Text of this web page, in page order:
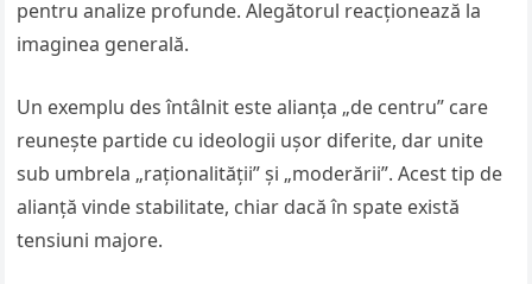
pentru analize profunde. Alegătorul reacționează la
imaginea generală.
Un exemplu des întâlnit este alianța „de centru” care
reunește partide cu ideologii ușor diferite, dar unite
sub umbrela „raționalității” și „moderării”. Acest tip de
alianță vinde stabilitate, chiar dacă în spate există
tensiuni majore.